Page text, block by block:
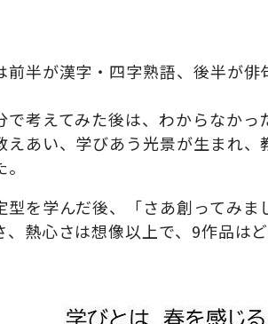
半が漢字・四字熟語、後半が
考えてみた後は、わからなか
あい、学びあう光景が生まれ
を学んだ後、「さあ創ってみ
熱心さは想像以上で、9作品は